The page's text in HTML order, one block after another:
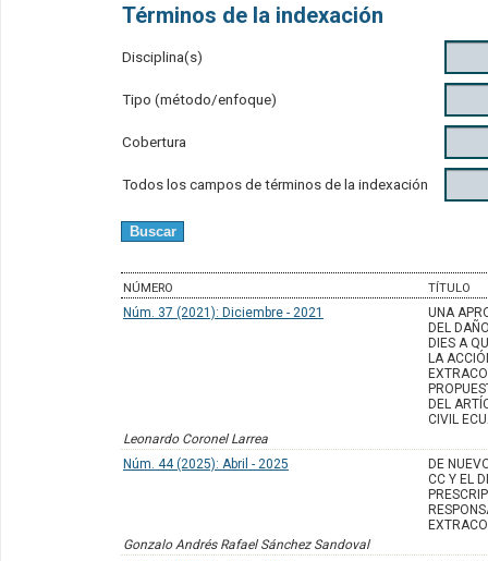
Términos de la indexación
Disciplina(s)
Tipo (método/enfoque)
Cobertura
Todos los campos de términos de la indexación
NÚMERO
TÍTULO
Núm. 37 (2021): Diciembre - 2021
UNA
DEL
DIES A
LA
DEL
CIVIL
Leonardo Coronel Larrea
Núm. 44 (2025): Abril - 2025
DE
CC Y EL
Gonzalo Andrés Rafael Sánchez Sandoval